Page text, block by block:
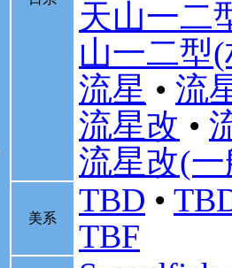
天山一二
山一二型
流星 • 流
流星改 •
流星改(
美系 TBD •
TBF